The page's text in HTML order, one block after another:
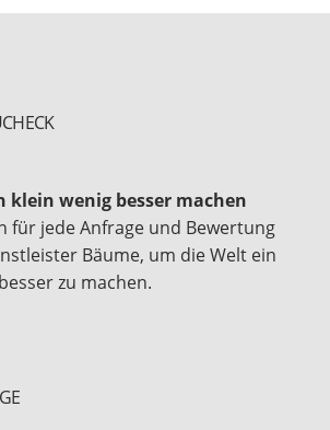
klein wenig besser machen
für jede Anfrage und Bewertung
Bäume, um die Welt ein
zu machen.